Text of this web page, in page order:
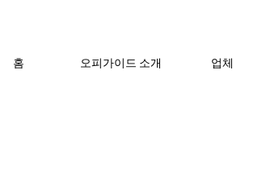
홈 오피가이드 소개 업체